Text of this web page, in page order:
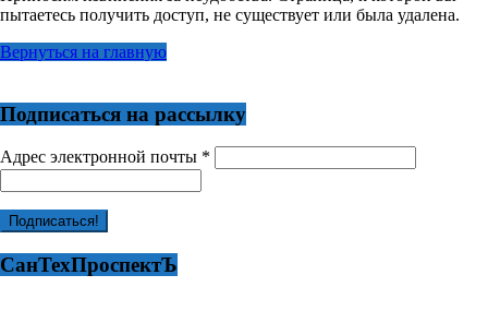
пытаетесь получить доступ, не существует или была удалена.
Вернуться на главную
Подписаться на рассылку
Адрес электронной почты *
СанТехПроспектЪ